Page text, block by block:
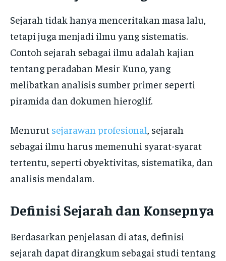
Sejarah tidak hanya menceritakan masa lalu,
tetapi juga menjadi ilmu yang sistematis.
Contoh sejarah sebagai ilmu adalah kajian
tentang peradaban Mesir Kuno, yang
melibatkan analisis sumber primer seperti
piramida dan dokumen hieroglif.
Menurut sejarawan profesional , sejarah
sebagai ilmu harus memenuhi syarat-syarat
tertentu, seperti obyektivitas, sistematika, dan
analisis mendalam.
Definisi Sejarah dan Konsepnya
Berdasarkan penjelasan di atas, definisi
sejarah dapat dirangkum sebagai studi tentang